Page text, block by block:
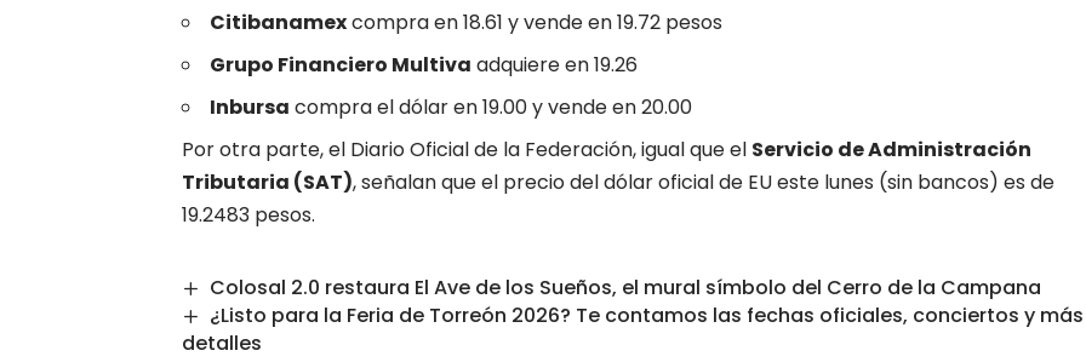
Citibanamexcompra en 18.61 y vende en 19.72 pesos
Grupo Financiero Multiva adquiere en 19.26
Inbursa compra el dólar en 19.00 y vende en 20.00
Por otra parte, el Diario Oficial de la Federación, igual que el Servicio de Administración
Tributaria (SAT), señalan que el precio del dólar oficial de EU este lunes (sin bancos) es de
19.2483 pesos.
Colosal 2.0 restaura El Ave de los Sueños, el mural símbolo del Cerro de la Campana
¿Listo para la Feria de Torreón 2026? Te contamos las fechas oficiales, conciertos y más
detalles